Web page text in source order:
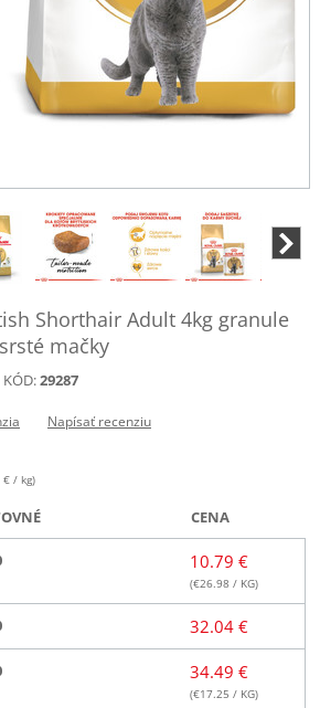
Shorthair Adult 4kg granule
mačky
KÓD:29287
Napísať recenziu
€ / kg)
CENA
10.79 €
(€26.98 / KG)
32.04 €
34.49 €
(€17.25 / KG)